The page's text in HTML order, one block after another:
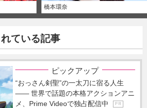
橋本環奈
れている記事
ピックアップ
“おっさん剣聖”の一太刀に宿る人生
―― 世界で話題の本格アクションアニ
メ、Prime Videoで独占配信中
P R